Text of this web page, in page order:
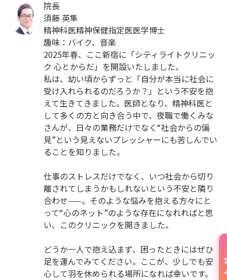
院長
須藤 英隼
精神科医精神保健指定医医学博士
趣味：バイク、音楽
2025年春、ここ新宿に「シティライトクリニッ
ク 心とからだ」を開設いたしました。
私は、幼い頃からずっと「自分が本当に社会に
受け入れられるのだろうか？」という不安を抱
えて生きてきました。医師となり、精神科医と
して多くの方と向き合う中で、夜職で働くみな
さんが、日々の業務だけでなく“社会からの偏
見”という見えないプレッシャーにも苦しんでい
ることを知りました。
仕事のストレスだけでなく、いつ社会から切り
離されてしまうかもしれないという不安と隣り
合わせ——。そのような悩みを抱える方々にと
って“心のネット”のような存在になれればと思
い、このクリニックを開きました。
どうか一人で抱え込まず、困ったときにはぜひ
足を運んでみてください。ここが、少しでも安
心して羽を休められる場所になれば幸いです。